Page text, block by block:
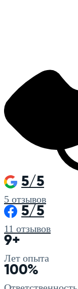
5/5
5 отзывов
5/5
11 отзывов
9+
Лет опыта
100%